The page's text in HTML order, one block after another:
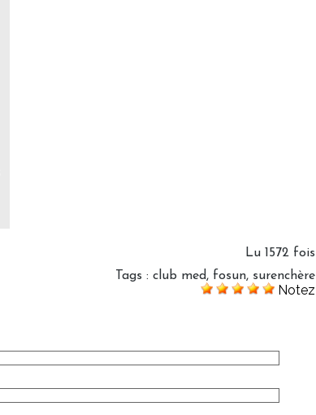
Lu 1572 fois
Tags : club med, fosun, surenchère
Notez